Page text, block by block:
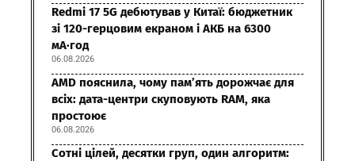
Redmi 17 5G дебютував у Китаї: бюджетник
зі 120-герцовим екраном і АКБ на 6300
мА·год
06.08.2026
AMD пояснила, чому пам’ять дорожчає для
всіх: дата-центри скуповують RAM, яка
простоює
06.08.2026
Сотні цілей, десятки груп, один алгоритм: